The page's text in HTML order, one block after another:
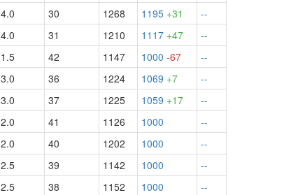
4.0 30 1268 1195 +31
--
4.0 31 1210 1117 +47
--
1.5 42 1147 1000 -67
--
3.0 36 1224 1069 +7
--
3.0 37 1225 1059 +17
--
2.0 41 1126 1000
--
2.0 40 1202 1000
--
2.5 39 1142 1000
--
2.5 38 1152 1000 --